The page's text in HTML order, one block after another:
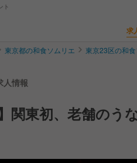
ト
求
東京都の和食ソムリエ 東京23区の和
人情報
関東初、老舗のう